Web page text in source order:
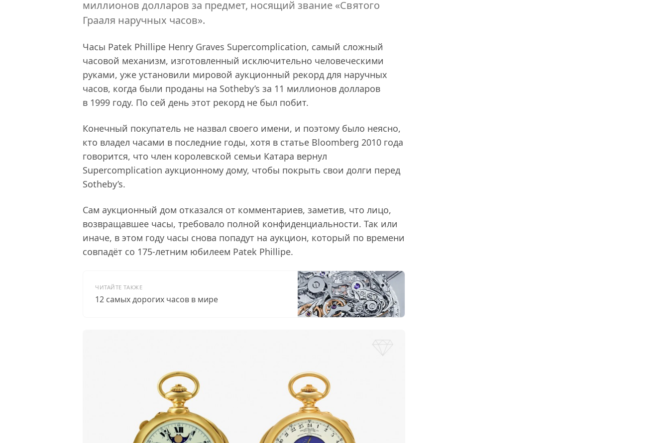
миллионов долларов за предмет, носящий звание «Святого
Грааля наручных часов».
Часы Patek Phillipe Henry Graves Supercomplication, самый сложный
часовой механизм, изготовленный исключительно человеческими
руками, уже установили мировой аукционный рекорд для наручных
часов, когда были проданы на Sotheby’s за 11 миллионов долларов
в 1999 году. По сей день этот рекорд не был побит.
Конечный покупатель не назвал своего имени, и поэтому было неясно,
кто владел часами в последние годы, хотя в статье Bloomberg 2010 года
говорится, что член королевской семьи Катара вернул
Supercomplication аукционному дому, чтобы покрыть свои долги перед
Sotheby’s.
Сам аукционный дом отказался от комментариев, заметив, что лицо,
возвращавшее часы, требовало полной конфиденциальности. Так или
иначе, в этом году часы снова попадут на аукцион, который по времени
совпадёт со 175-летним юбилеем Patek Phillipe.
ЧИТАЙТЕ ТАКЖЕ
12 самых дорогих часов в мире